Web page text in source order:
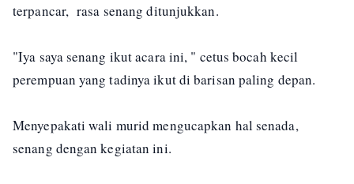
terpancar, rasa senang ditunjukkan.
"Iya saya senang ikut acara ini, " cetus bocah kecil
perempuan yang tadinya ikut di barisan paling depan.
Menyepakati wali murid mengucapkan hal senada,
senang dengan kegiatan ini.